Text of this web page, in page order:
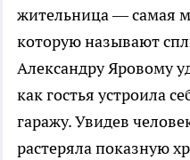
жительница — самая
которую называют
Александру Яровому
как гостья устроила
гаражу. Увидев
растеряла показную